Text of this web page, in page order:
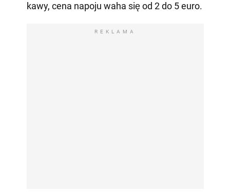
kawy, cena napoju waha się od 2 do 5 euro.
REKLAMA